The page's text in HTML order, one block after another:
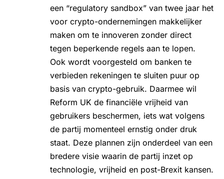
een “regulatory sandbox” van twee jaar het
voor crypto-ondernemingen makkelijker
maken om te innoveren zonder direct
tegen beperkende regels aan te lopen.
Ook wordt voorgesteld om banken te
verbieden rekeningen te sluiten puur op
basis van crypto-gebruik. Daarmee wil
Reform UK de financiële vrijheid van
gebruikers beschermen, iets wat volgens
de partij momenteel ernstig onder druk
staat. Deze plannen zijn onderdeel van een
bredere visie waarin de partij inzet op
technologie, vrijheid en post-Brexit kansen.